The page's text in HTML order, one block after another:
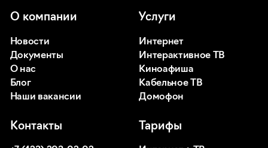
О компании
Новости
Документы
О нас
Блог
Наши вакансии
Услуги
Интернет
Интерактивное ТВ
Киноафиша
Кабельное ТВ
Домофон
Тарифы
Контакты